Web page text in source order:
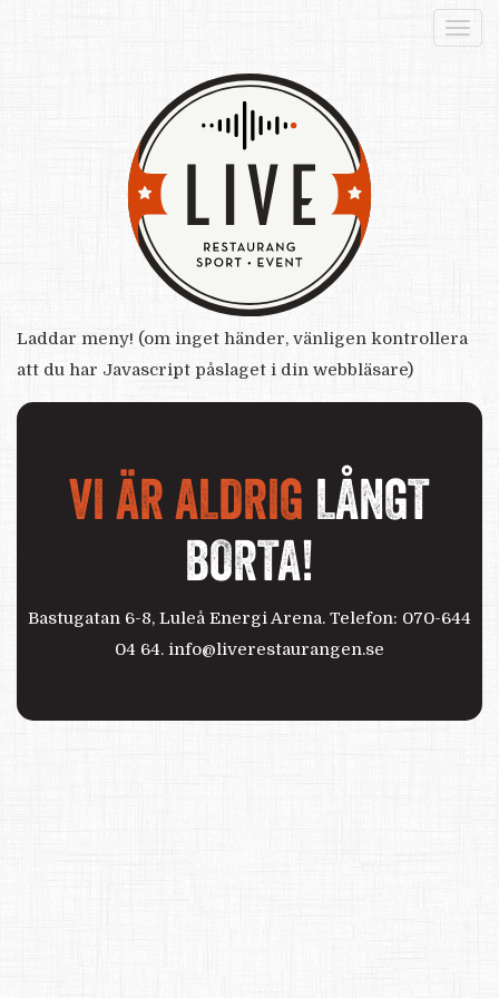
Laddar meny! (om inget händer, vänligen kontrollera
att du har Javascript påslaget i din webbläsare)
VI ÄR ALDRIG LÅNGT
BORTA!
Bastugatan 6-8, Luleå Energi Arena. Telefon: 070-644
04 64. info@liverestaurangen.se